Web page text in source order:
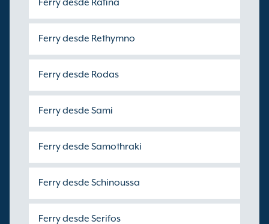
Ferry desde Rafina
Ferry desde Rethymno
Ferry desde Rodas
Ferry desde Sami
Ferry desde Samothraki
Ferry desde Schinoussa
Ferry desde Serifos